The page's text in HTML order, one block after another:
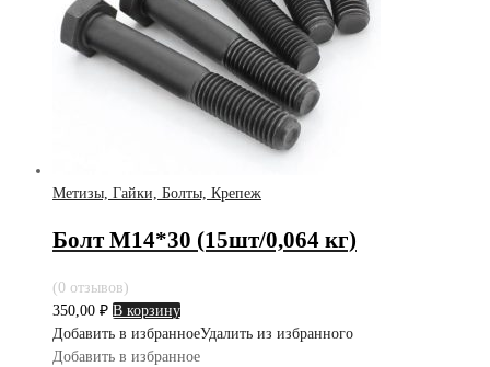
Метизы, Гайки, Болты, Крепеж
Болт М14*30 (15шт/0,064 кг)
(0 отзывов)
350,00 ₽ В корзину
Добавить в избранноеУдалить из избранного
Добавить в избранное